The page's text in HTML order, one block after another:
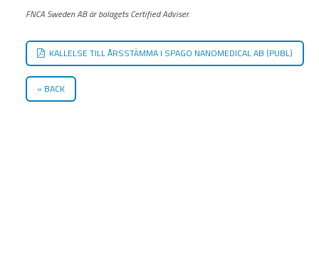
FNCA Sweden AB är bolagets Certified Adviser.
KALLELSE TILL ÅRSSTÄMMA I SPAGO NANOMEDICAL AB (PUBL)
BACK